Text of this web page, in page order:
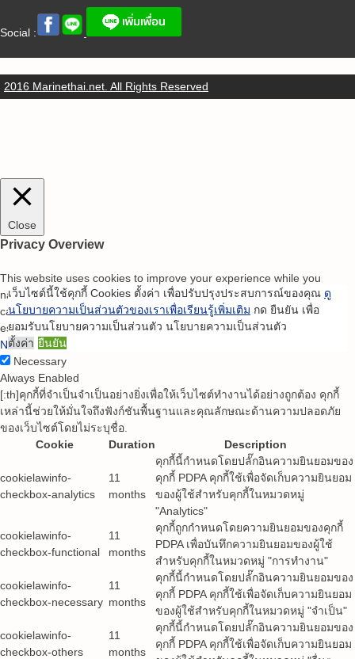
Social :
2016 Marinethai.net. All Rights Reserved
เว็บไซต์นี้ใช้คุกกี้ Cookies ตั้งค่า เพื่อปรับปรุงประสบการณ์ของคุณ ดู
นโยบายความเป็นส่วนตัวของเราเพื่อเรียนรู้เพิ่มเติม กด ยืนยัน เพื่อ
ยอมรับนโยบายความเป็นส่วนตัว นโยบายความเป็นส่วนตัว
ตั้งค่า ยืนยัน
Close
Privacy Overview
This website uses cookies to improve your experience while you
navigate through the website. Out of these, the cookies that are
categorized as necessary are stored on your browser as they are
essential for the working of basic functionalities of the...
Necessary
Necessary
Always Enabled
[:th]คุกกี้ที่จำเป็นจำเป็นอย่างยิ่งเพื่อให้เว็บไซต์ทำงานได้อย่างถูกต้อง คุกกี้
เหล่านี้ช่วยให้มั่นใจถึงฟังก์ชันพื้นฐานและคุณลักษณะด้านความปลอดภัย
ของเว็บไซต์โดยไม่ระบุชื่อ.
Cookie
Duration Description
cookielawinfo-
checkbox-analytics
11
months
คุกกี้นี้กำหนดโดยปลั๊กอินความยินยอมของ
คุกกี้ PDPA คุกกี้ใช้เพื่อจัดเก็บความยินยอม
ของผู้ใช้สำหรับคุกกี้ในหมวดหมู่
"Analytics"
cookielawinfo-
checkbox-functional
11
months
คุกกี้ถูกกำหนดโดยความยินยอมของคุกกี้
PDPA เพื่อบันทึกความยินยอมของผู้ใช้
สำหรับคุกกี้ในหมวดหมู่ "การทำงาน"
cookielawinfo-
checkbox-necessary
11
months
คุกกี้นี้กำหนดโดยปลั๊กอินความยินยอมของ
คุกกี้ PDPA คุกกี้ใช้เพื่อจัดเก็บความยินยอม
ของผู้ใช้สำหรับคุกกี้ในหมวดหมู่ "จำเป็น"
cookielawinfo-
checkbox-others
11
months
คุกกี้นี้กำหนดโดยปลั๊กอินความยินยอมของ
คุกกี้ PDPA คุกกี้ใช้เพื่อจัดเก็บความยินยอม